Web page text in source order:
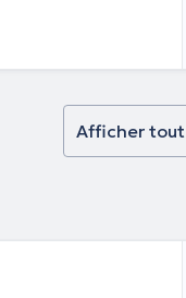
aide à sortir du
et de non-Afficher tout